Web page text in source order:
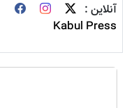
آنلاین :
Kabul Press